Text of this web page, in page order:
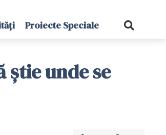
Proiecte Speciale
unde se